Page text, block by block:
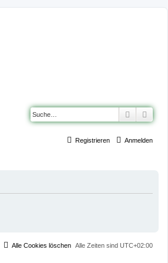
Suche
Anmelden
Registrieren
Alle Zeiten sind UTC+02:00
Alle Cookies löschen